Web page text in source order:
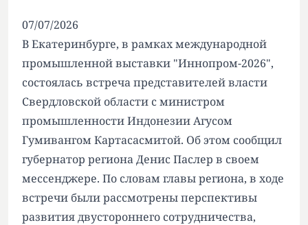
07/07/2026
В Екатеринбурге, в рамках международной
промышленной выставки "Иннопром-2026",
состоялась встреча представителей власти
Свердловской области с министром
промышленности Индонезии Агусом
Гумивангом Картасасмитой. Об этом сообщил
губернатор региона Денис Паслер в своем
мессенджере. По словам главы региона, в ходе
встречи были рассмотрены перспективы
развития двустороннего сотрудничества,